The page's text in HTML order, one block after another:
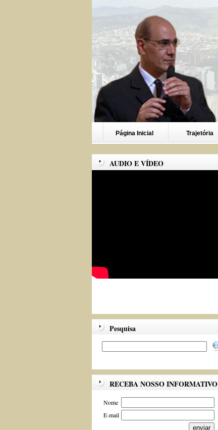
Página Inicial Trajetória
AUDIO E VÍDEO
Pesquisa
RECEBA NOSSO INFORMATIVO
Nome
E-mail